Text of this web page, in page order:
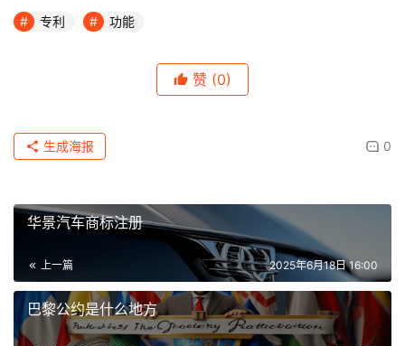
专利 功能
赞 (0)
0
生成海报
华景汽车商标注册
上一篇 2025年6月18日 16:00
巴黎公约是什么地方